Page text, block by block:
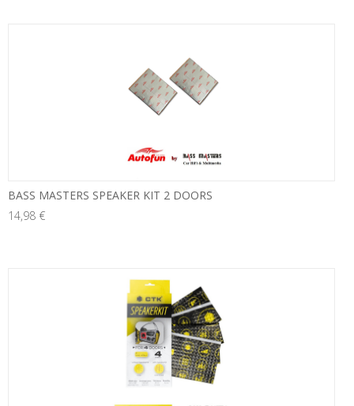
BASS MASTERS SPEAKER KIT 2 DOORS
14,98 €